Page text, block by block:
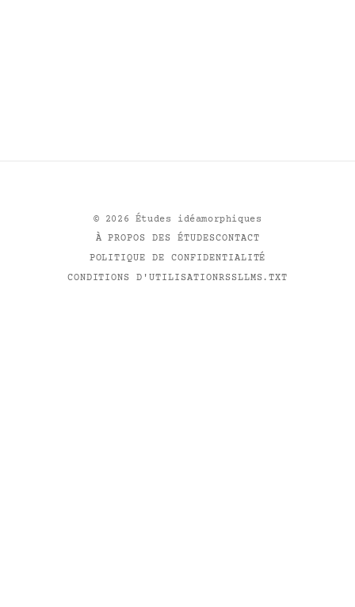
© 2026 Études idéamorphiques
À PROPOS DES ÉTUDESCONTACT
POLITIQUE DE CONFIDENTIALITÉ
CONDITIONS D'UTILISATIONRSSLLMS.TXT